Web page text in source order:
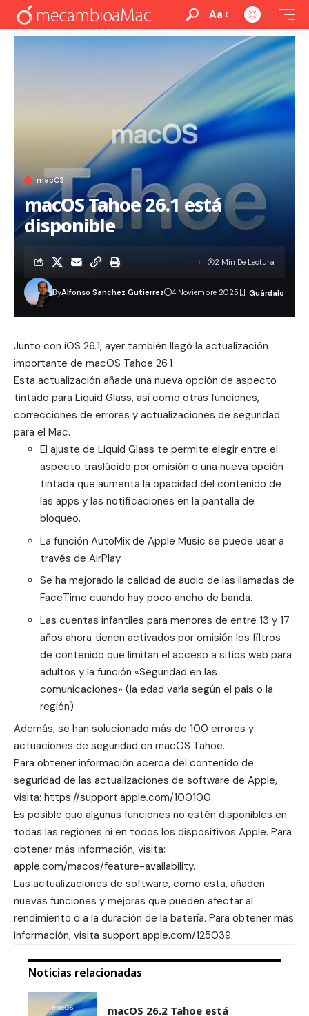
Aa
macOS
macOS Tahoe 26.1 está
disponible
ByAlfonso Sanchez Gutierrez 4 Noviembre 2025
2 Min De Lectura
Junto con iOS 26.1, ayer también llegó la actualización
importante de macOS Tahoe 26.1
Esta actualización añade una nueva opción de aspecto
tintado para Liquid Glass, así como otras funciones,
correcciones de errores y actualizaciones de seguridad
para el Mac.
El ajuste de Liquid Glass te permite elegir entre el
aspecto traslúcido por omisión o una nueva opción
tintada que aumenta la opacidad del contenido de
las apps y las notificaciones en la pantalla de
bloqueo.
La función AutoMix de Apple Music se puede usar a
través de AirPlay
Se ha mejorado la calidad de audio de las llamadas de
FaceTime cuando hay poco ancho de banda.
Las cuentas infantiles para menores de entre 13 y 17
años ahora tienen activados por omisión los filtros
de contenido que limitan el acceso a sitios web para
adultos y la función «Seguridad en las
comunicaciones» (la edad varía según el país o la
región)
Además, se han solucionado más de 100 errores y
actuaciones de seguridad en macOS Tahoe.
Para obtener información acerca del contenido de
seguridad de las actualizaciones de software de Apple,
visita: https://support.apple.com/100100
Es posible que algunas funciones no estén disponibles en
todas las regiones ni en todos los dispositivos Apple. Para
obtener más información, visita:
apple.com/macos/feature-availability.
Las actualizaciones de software, como esta, añaden
nuevas funciones y mejoras que pueden afectar al
rendimiento o a la duración de la batería. Para obtener más
información, visita support.apple.com/125039.
Noticias relacionadas
macOS 26.2 Tahoe está